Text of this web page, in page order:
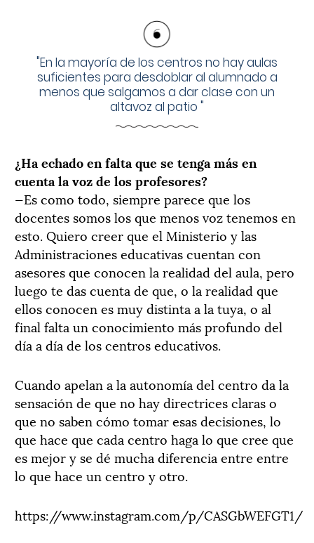
"En la mayoría de los centros no hay aulas
suficientes para desdoblar al alumnado a
menos que salgamos a dar clase con un
altavoz al patio "
¿Ha echado en falta que se tenga más en
cuenta la voz de los profesores?
—Es como todo, siempre parece que los
docentes somos los que menos voz tenemos en
esto. Quiero creer que el Ministerio y las
Administraciones educativas cuentan con
asesores que conocen la realidad del aula, pero
luego te das cuenta de que, o la realidad que
ellos conocen es muy distinta a la tuya, o al
final falta un conocimiento más profundo del
día a día de los centros educativos.
Cuando apelan a la autonomía del centro da la
sensación de que no hay directrices claras o
que no saben cómo tomar esas decisiones, lo
que hace que cada centro haga lo que cree que
es mejor y se dé mucha diferencia entre entre
lo que hace un centro y otro.
https://www.instagram.com/p/CASGbWEFGT1/